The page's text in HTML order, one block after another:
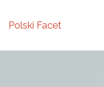
Polski Facet